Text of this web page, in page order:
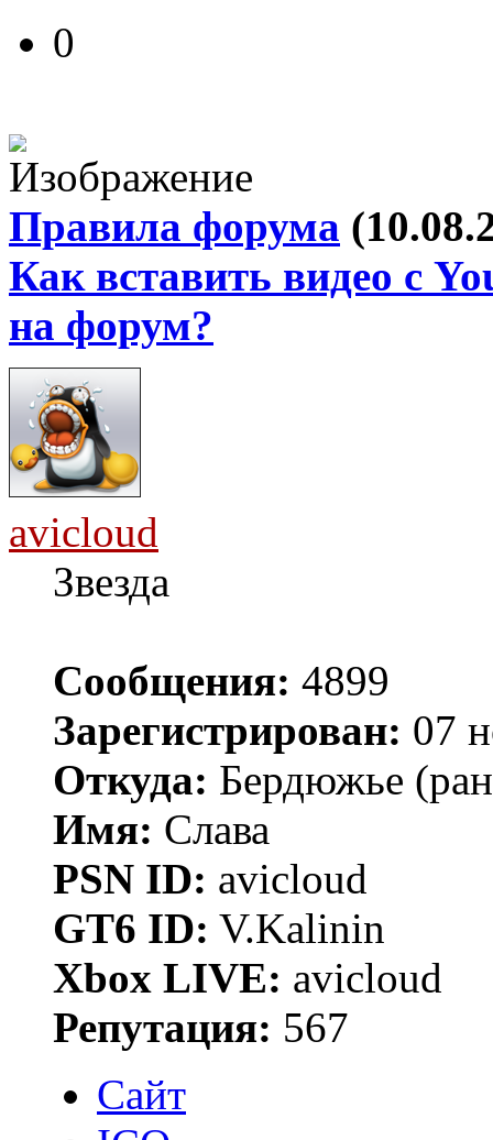
0
Правила форума
Как вставить видео с
на форум?
avicloud
Звезда
Сообщения: 4899
Зарегистрирован: 07
Откуда: Бердюжье
Имя: Слава
PSN ID: avicloud
GT6 ID: V.Kalinin
Xbox LIVE: avicloud
Репутация: 567
Сайт